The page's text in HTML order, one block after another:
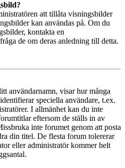
att tillåta visningsbilder
kan användas på. Om du
kontakta en
de om deras anledning till detta.
användarnamn, visar hur många
speciella användare, t.ex.
I allmänhet kan du inte
eftersom de ställs in av
inte forumet genom att posta
din titel. De flesta forum tolererar
eller administratör kommer helt